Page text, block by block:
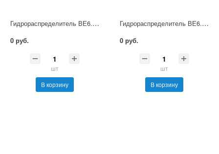
Гидрораспределитель ВЕ6.14 В36 НМ УХЛ4
0 руб.
шт
В корзину
Гидрораспределитель ВЕ6.14 В110 НМ УХЛ4
0 руб.
шт
В корзину